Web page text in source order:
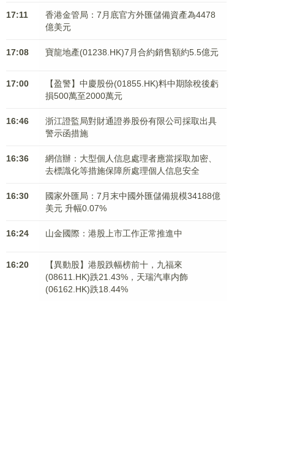
17:11
香港金管局：7月底官方外匯儲備資產為4478
億美元
17:08 寶龍地產(01238.HK)7月合約銷售額約5.5億元
17:00
【盈警】中慶股份(01855.HK)料中期除稅後虧
損500萬至2000萬元
16:46
浙江證監局對財通證券股份有限公司採取出具
警示函措施
16:36
網信辦：大型個人信息處理者應當採取加密、
去標識化等措施保障所處理個人信息安全
16:30
國家外匯局：7月末中國外匯儲備規模34188億
美元 升幅0.07%
16:24 山金國際：港股上市工作正常推進中
16:20
【異動股】港股跌幅榜前十，九福來
(08611.HK)跌21.43%，天瑞汽車内飾
(06162.HK)跌18.44%